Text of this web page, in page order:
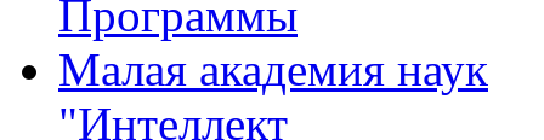
Программы
Малая академия наук
"Интеллект